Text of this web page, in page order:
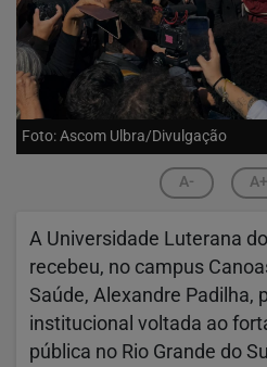
Foto: Ascom Ulbra/Divulgação
A- A+
A Universidade Luterana
recebeu, no campus
Saúde, Alexandre Padilha,
institucional voltada ao
pública no Rio Grande do